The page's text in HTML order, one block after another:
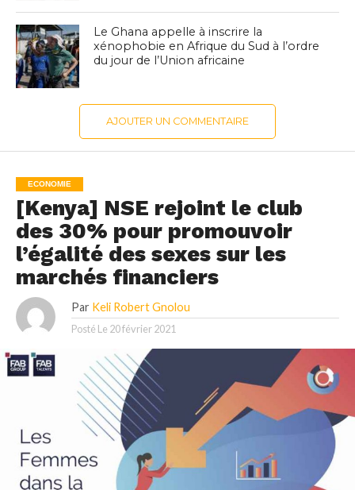
Le Ghana appelle à inscrire la
xénophobie en Afrique du Sud à l’ordre
du jour de l’Union africaine
AJOUTER UN COMMENTAIRE
ECONOMIE
[Kenya] NSE rejoint le club
des 30% pour promouvoir
l’égalité des sexes sur les
marchés financiers
Par Keli Robert Gnolou
Posté Le 20 février 2021